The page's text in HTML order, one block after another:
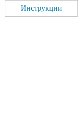
Инструкции